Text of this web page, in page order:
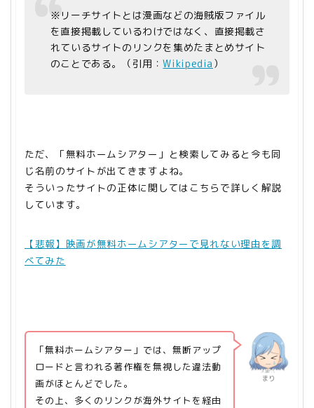
※リーチサイトとは漫画などの海賊版ファイル
を直接掲載しているわけではなく、直接掲載さ
れているサイトのリンクを集めたまとめサイト
のことである。（ 引用：Wikipedia ）
ただ、「無料ホームシアター」と検索してみると今も同
じ名前のサイトが出てきますよね。
そういったサイトの正体に関してはこちらで詳しく解説
しています。
【悲報】映画が無料ホームシアターで見れない理由を調
べてみた
まり
「無料ホームシアター」では、無断アップ
ロードと言われる著作権を無視した違法動
画がほとんどでした。
その上、多くのリンクが海外サイトを経由